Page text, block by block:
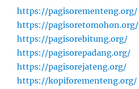
https://pagisorementeng.org/
https://pagisoretomohon.org/
https://pagisorebitung.org/
https://pagisorepadang.org/
https://pagisorejateng.org/
https://kopiforementeng.org/